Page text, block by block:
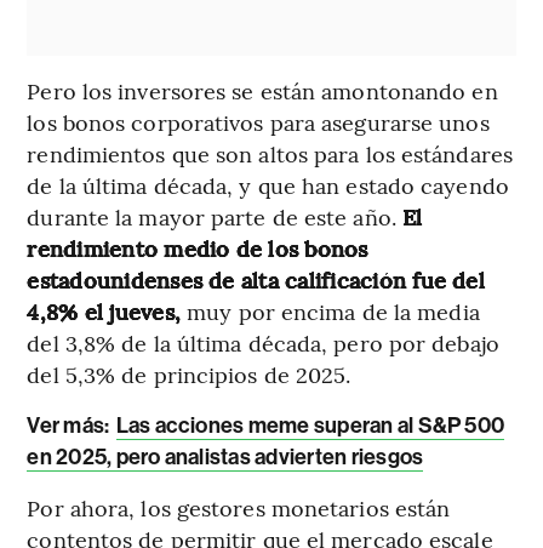
Pero los inversores se están amontonando en
los bonos corporativos para asegurarse unos
rendimientos que son altos para los estándares
de la última década, y que han estado cayendo
durante la mayor parte de este año. El
rendimiento medio de los bonos
estadounidenses de alta calificación fue del
4,8% el jueves, muy por encima de la media
del 3,8% de la última década, pero por debajo
del 5,3% de principios de 2025.
Ver más: Las acciones meme superan al S&P 500
en 2025, pero analistas advierten riesgos
Por ahora, los gestores monetarios están
contentos de permitir que el mercado escale